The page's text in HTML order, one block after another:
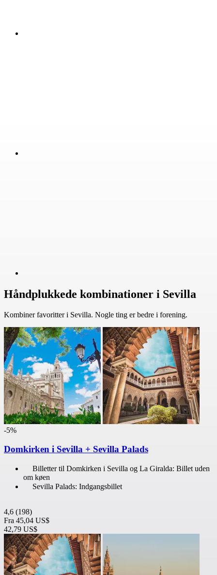
Håndplukkede kombinationer i Sevilla
Kombiner favoritter i Sevilla. Nogle ting er bedre i forening.
-5%
Domkirken i Sevilla + Sevilla Palads
Billetter til Domkirken i Sevilla og La Giralda: Billet uden
om køen
Sevilla Palads: Indgangsbillet
4,6 (198)
Fra 45,04 US$
42,79 US$